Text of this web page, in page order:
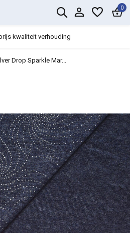
0
kwaliteit verhouding
Drop Sparkle Mar...